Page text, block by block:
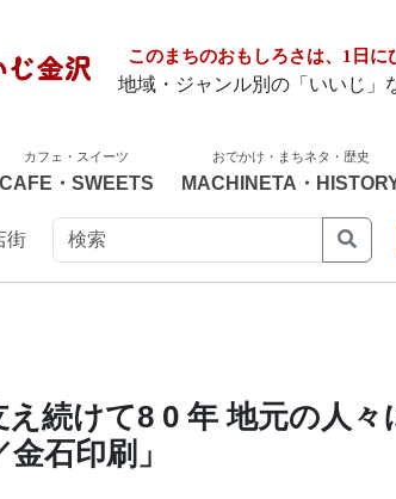
このまちのおもしろさは、1日に
地域・ジャンル別の「いいじ」
カフェ・スイーツ
CAFE・SWEETS
おでかけ・まちネタ・歴史
MACHINETA・
街
続けて8 0 年 地元の人々
石印刷」